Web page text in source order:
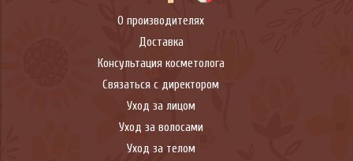
О производителях
Доставка
Консультация косметолога
Связаться с директором
Уход за лицом
Уход за волосами
Уход за телом